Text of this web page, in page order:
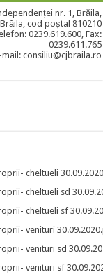
nr. 1, Brăila,
cod poștal 810210
0239.619.600, Fax:
0239.611.765
mail: consiliu@cjbraila.ro
cheltueli
cheltueli sd
cheltueli sf
venituri
venituri sd
venituri sf